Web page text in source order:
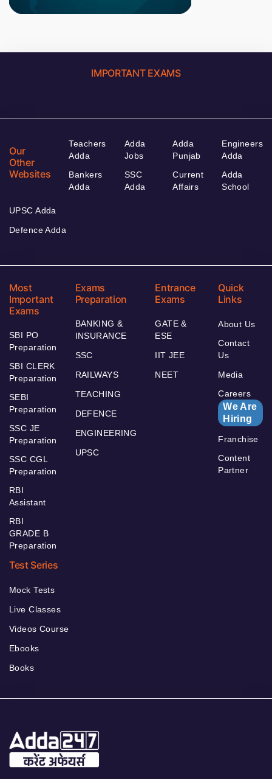
IMPORTANT EXAMS
Our
Other
Websites
Teachers
Adda
Bankers
Adda
Adda
Jobs
SSC
Adda
Adda
Punjab
Current
Affairs
Engineers
Adda
Adda
School
UPSC Adda
Defence Adda
Most
Important
Exams
SBI PO
Preparation
SBI CLERK
Preparation
SEBI
Preparation
SSC JE
Preparation
SSC CGL
Preparation
RBI
Assistant
RBI
GRADE B
Preparation
Exams
Preparation
BANKING &
INSURANCE
SSC
RAILWAYS
TEACHING
DEFENCE
ENGINEERING
UPSC
Entrance
Exams
GATE &
ESE
IIT JEE
NEET
Quick
Links
About Us
Contact
Us
Media
Careers
We Are
Hiring
Franchise
Content
Partner
Test Series
Mock Tests
Live Classes
Videos Course
Ebooks
Books